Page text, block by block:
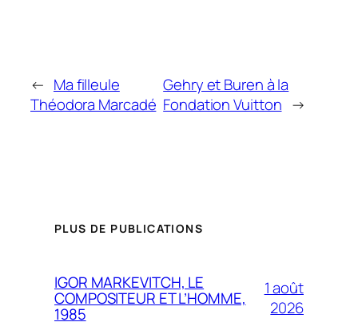
← Ma filleule
Théodora Marcadé
Gehry et Buren à la
Fondation Vuitton →
PLUS DE PUBLICATIONS
IGOR MARKEVITCH, LE
COMPOSITEUR ET L’HOMME,
1985
1 août
2026